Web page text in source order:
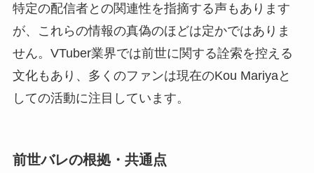
特定の配信者との関連性を指摘する声もあります
が、これらの情報の真偽のほどは定かではありま
せん。VTuber業界では前世に関する詮索を控える
文化もあり、多くのファンは現在のKou Mariyaと
しての活動に注目しています。
前世バレの根拠・共通点